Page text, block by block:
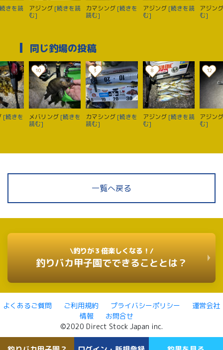
きを読 アジング [続きを読
む]
カマシング [続きを
読む]
アジング [続きを読
む]
アジン
む]
同じ釣場の投稿
[続きを
10
メバリング [続きを
読む]
3
カマシング [続きを
読む]
8
アジング [続きを読
む]
12
アジン
む]
一覧へ戻る
\釣りが３倍楽しくなる！/
釣りバカ甲子園でできることとは？
よくあるご質問 ご利用規約 プライバシーポリシー
運営会社
情報
お問合せ
©2020 Direct Stock Japan inc.